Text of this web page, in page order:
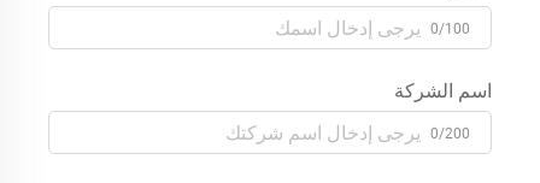
0/100
اسم الشركة
0/200